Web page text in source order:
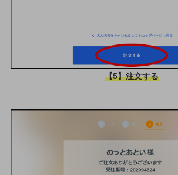
【5】注文する